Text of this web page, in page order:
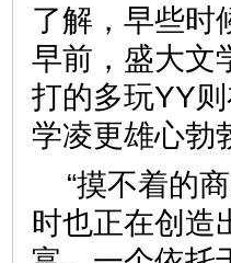
了解，早些时
早前，盛大文
打的多玩YY
学凌更雄心勃
“摸不着的
时也正在创造